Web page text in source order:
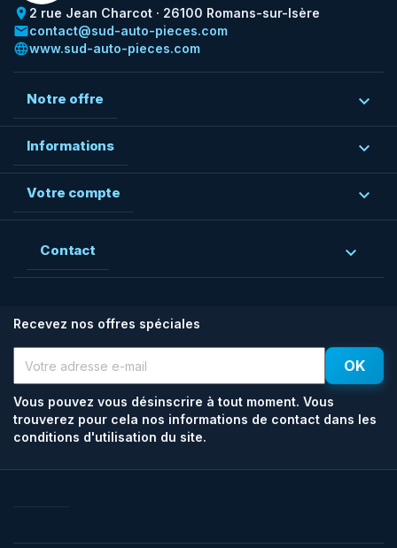
place 2 rue Jean Charcot · 26100 Romans-sur-Isère
emailcontact@sud-auto-pieces.com
languagewww.sud-auto-pieces.com
Notre offre 
Informations 
Votre compte 
Contact 
Recevez nos offres spéciales
Vous pouvez vous désinscrire à tout moment. Vous
trouverez pour cela nos informations de contact dans les
conditions d'utilisation du site.